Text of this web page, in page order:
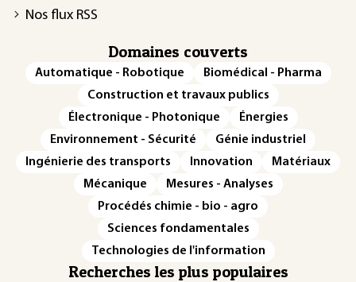
Nos flux RSS
Domaines couverts
Automatique - Robotique
Biomédical - Pharma
Construction et travaux publics
Électronique - Photonique
Énergies
Environnement - Sécurité
Génie industriel
Ingénierie des transports
Innovation
Matériaux
Mécanique
Mesures - Analyses
Procédés chimie - bio - agro
Sciences fondamentales
Technologies de l'information
Recherches les plus populaires